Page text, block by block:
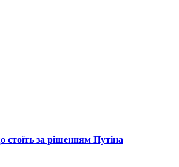
за рішенням Путіна